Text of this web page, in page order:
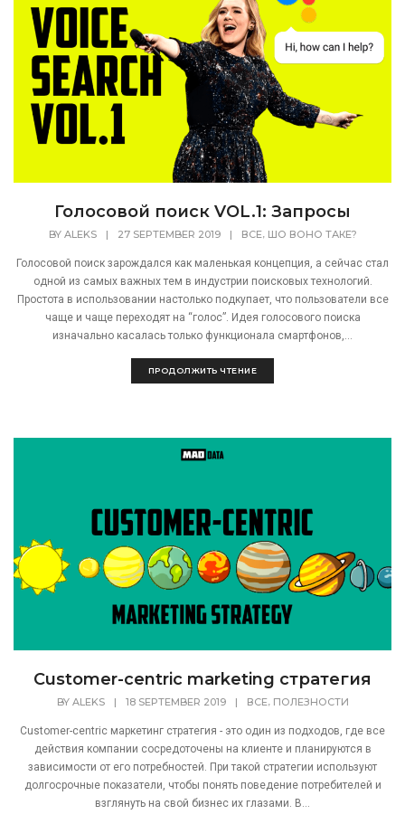
Голосовой поиск VOL.1: Запросы
BY ALEKS | 27 SEPTEMBER 2019 | ВСЕ, ШО ВОНО ТАКЕ?
Голосовой поиск зарождался как маленькая концепция, а сейчас стал
одной из самых важных тем в индустрии поисковых технологий.
Простота в использовании настолько подкупает, что пользователи все
чаще и чаще переходят на “голос”. Идея голосового поиска
изначально касалась только функционала смартфонов,...
ПРОДОЛЖИТЬ ЧТЕНИЕ
Customer-centric marketing стратегия
BY ALEKS | 18 SEPTEMBER 2019 | ВСЕ, ПОЛЕЗНОСТИ
Customer-centric маркетинг стратегия - это один из подходов, где все
действия компании сосредоточены на клиенте и планируются в
зависимости от его потребностей. При такой стратегии используют
долгосрочные показатели, чтобы понять поведение потребителей и
взглянуть на свой бизнес их глазами. В...
[recaptcha]